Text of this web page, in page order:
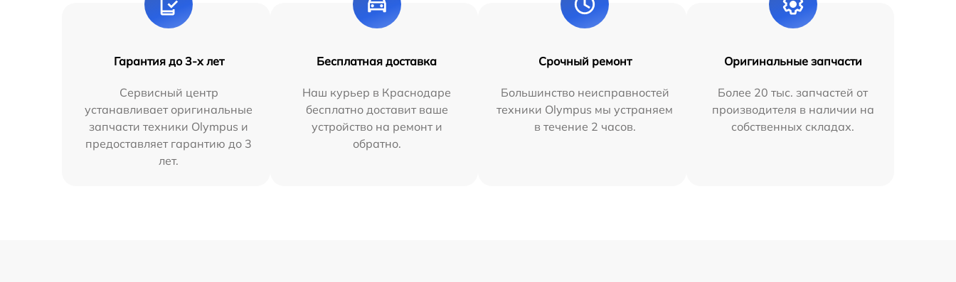
Гарантия до 3-х лет
Сервисный центр
устанавливает оригинальные
запчасти техники Olympus и
предоставляет гарантию до 3
лет.
Бесплатная доставка
Наш курьер в Краснодаре
бесплатно доставит ваше
устройство на ремонт и
обратно.
Срочный ремонт
Большинство неисправностей
техники Olympus мы устраняем
в течение 2 часов.
Оригинальные запчасти
Более 20 тыс. запчастей от
производителя в наличии на
собственных складах.